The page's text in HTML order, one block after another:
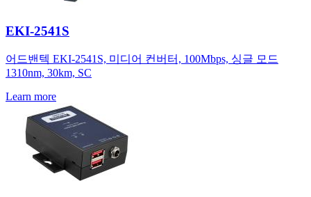
EKI-2541S
어드밴텍 EKI-2541S, 미디어 컨버터, 100Mbps, 싱글 모드
1310nm, 30km, SC
Learn more